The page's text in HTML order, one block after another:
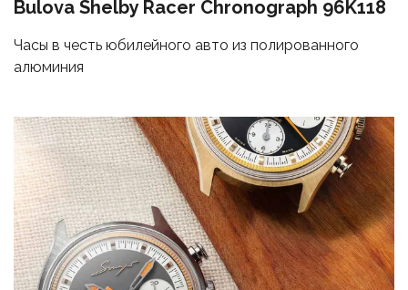
Bulova Shelby Racer Chronograph 96K118
Часы в честь юбилейного авто из полированного
алюминия